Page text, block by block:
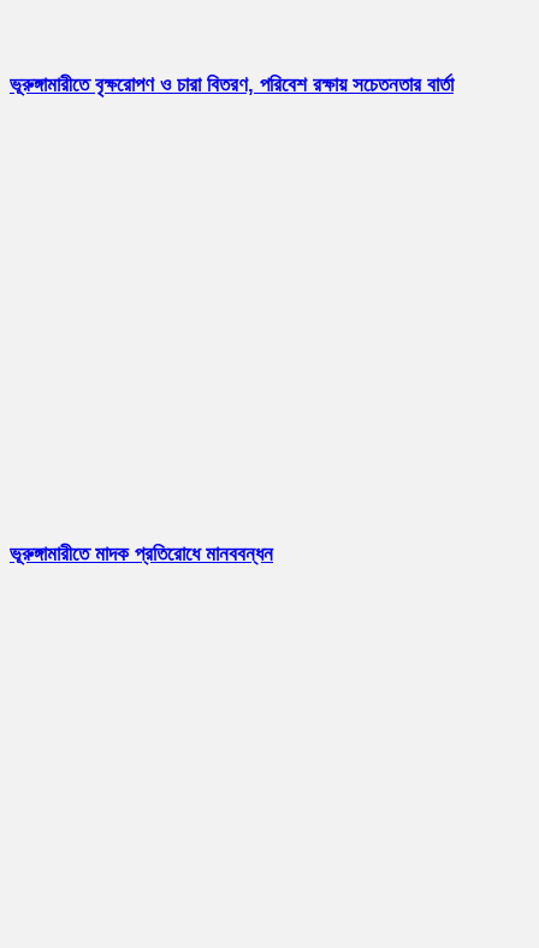
ভূরুঙ্গামারীতে বৃক্ষরোপণ ও চারা বিতরণ, পরিবেশ রক্ষায় সচেতনতার বার্তা
ভূরুঙ্গামারীতে মাদক প্রতিরোধে মানববন্ধন